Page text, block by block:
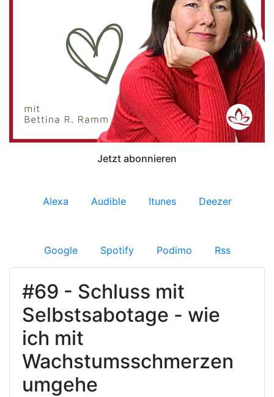
Jetzt abonnieren
Alexa Audible Itunes Deezer
Google Spotify Podimo Rss
#69 - Schluss mit
Selbstsabotage - wie
ich mit
Wachstumsschmerzen
umgehe